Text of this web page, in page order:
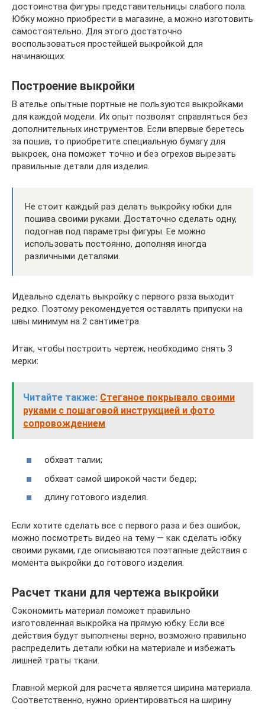
достоинства фигуры представительницы слабого пола.
Юбку можно приобрести в магазине, а можно изготовить
самостоятельно. Для этого достаточно
воспользоваться простейшей выкройкой для
начинающих.
Построение выкройки
В ателье опытные портные не пользуются выкройками
для каждой модели. Их опыт позволят справляться без
дополнительных инструментов. Если впервые беретесь
за пошив, то приобретите специальную бумагу для
выкроек, она поможет точно и без огрехов вырезать
правильные детали для изделия.
Не стоит каждый раз делать выкройку юбки для
пошива своими руками. Достаточно сделать одну,
подогнав под параметры фигуры. Ее можно
использовать постоянно, дополняя иногда
различными деталями.
Идеально сделать выкройку с первого раза выходит
редко. Поэтому рекомендуется оставлять припуски на
швы минимум на 2 сантиметра.
Итак, чтобы построить чертеж, необходимо снять 3
мерки:
Читайте также: Стеганое покрывало своими
руками с пошаговой инструкцией и фото
сопровождением
обхват талии;
обхват самой широкой части бедер;
длину готового изделия.
Если хотите сделать все с первого раза и без ошибок,
можно посмотреть видео на тему — как сделать юбку
своими руками, где описываются поэтапные действия с
момента выкройки до готового изделия.
Расчет ткани для чертежа выкройки
Сэкономить материал поможет правильно
изготовленная выкройка на прямую юбку. Если все
действия будут выполнены верно, возможно правильно
распределить детали юбки на материале и избежать
лишней траты ткани.
Главной меркой для расчета является ширина материала.
Соответственно, нужно ориентироваться на ширину